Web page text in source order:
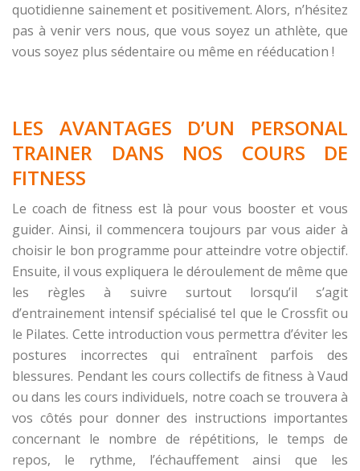
quotidienne sainement et positivement. Alors, n’hésitez
pas à venir vers nous, que vous soyez un athlète, que
vous soyez plus sédentaire ou même en rééducation !
LES AVANTAGES D’UN PERSONAL
TRAINER DANS NOS COURS DE
FITNESS
Le coach de fitness est là pour vous booster et vous
guider. Ainsi, il commencera toujours par vous aider à
choisir le bon programme pour atteindre votre objectif.
Ensuite, il vous expliquera le déroulement de même que
les règles à suivre surtout lorsqu’il s’agit
d’entrainement intensif spécialisé tel que le Crossfit ou
le Pilates. Cette introduction vous permettra d’éviter les
postures incorrectes qui entraînent parfois des
blessures. Pendant les cours collectifs de fitness à Vaud
ou dans les cours individuels, notre coach se trouvera à
vos côtés pour donner des instructions importantes
concernant le nombre de répétitions, le temps de
repos, le rythme, l’échauffement ainsi que les